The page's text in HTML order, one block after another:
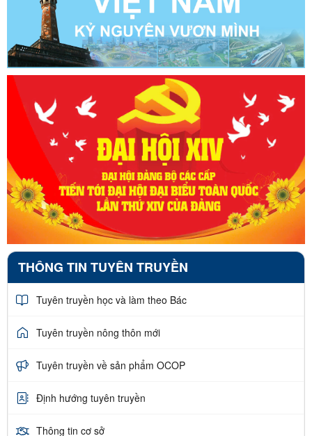
THÔNG TIN TUYÊN TRUYỀN
Tuyên truyền học và làm theo Bác
Tuyên truyền nông thôn mới
Tuyên truyền về sản phẩm OCOP
Định hướng tuyên truyền
Thông tin cơ sở